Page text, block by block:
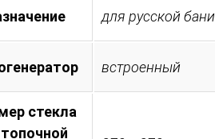
для русской бани
встроенный
стекла